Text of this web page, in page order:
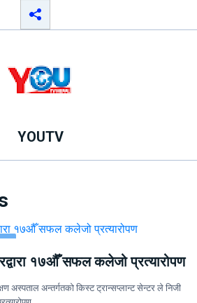
YOUTV
१७औँ सफल कलेजो प्रत्यारोपण
अस्पताल अन्तर्गतको किस्ट ट्रान्सप्लान्ट सेन्टर ले निजी